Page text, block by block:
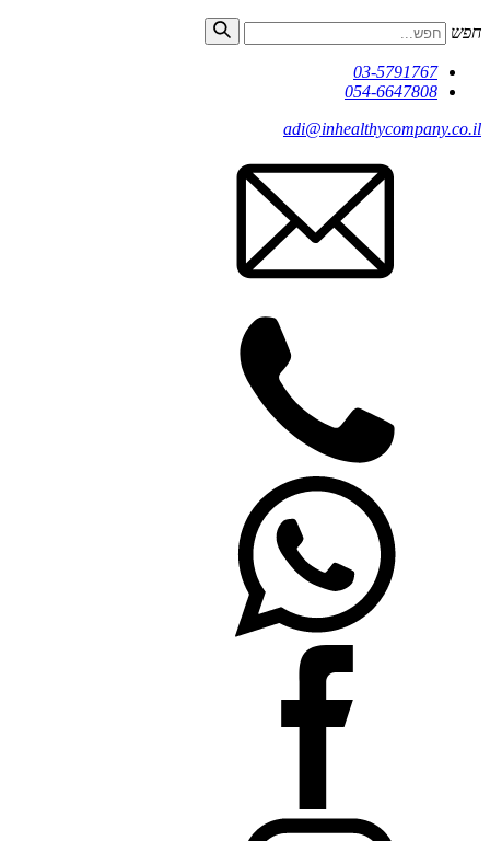
חפש
03-5791767
054-6647808
adi@inhealthycompany.co.il